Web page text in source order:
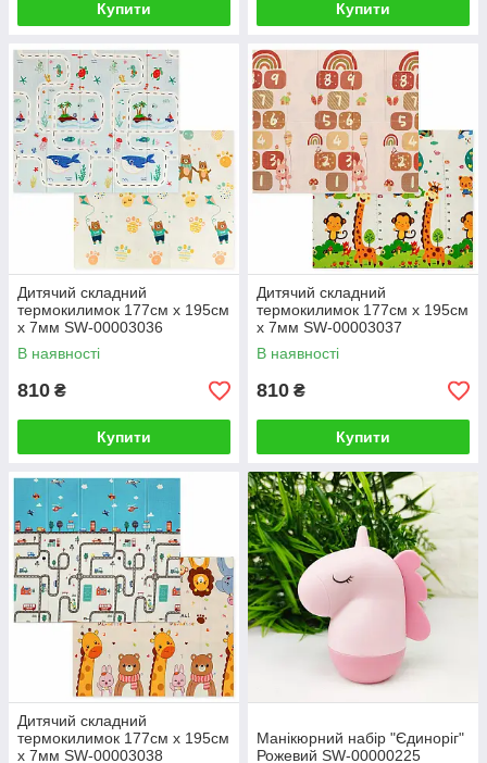
Купити Купити
Дитячий складний
термокилимок 177см х 195см
х 7мм SW-00003036
В наявності
810 ₴
Купити
Дитячий складний
термокилимок 177см х 195см
х 7мм SW-00003037
В наявності
810 ₴
Купити
Дитячий складний
термокилимок 177см х 195см
х 7мм SW-00003038
Манікюрний набір "Єдиноріг"
Рожевий SW-00000225